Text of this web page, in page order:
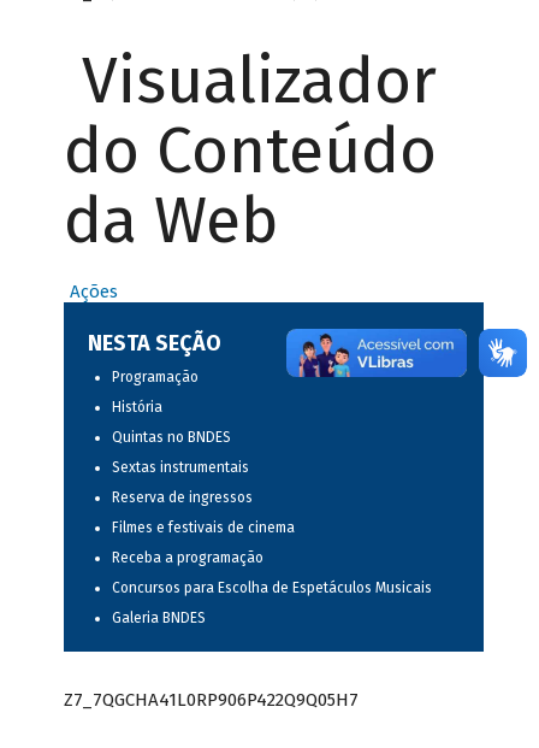
Visualizador
do Conteúdo
da Web
Ações
NESTA SEÇÃO
Programação
História
Quintas no BNDES
Sextas instrumentais
Reserva de ingressos
Filmes e festivais de cinema
Receba a programação
Concursos para Escolha de Espetáculos Musicais
Galeria BNDES
Z7_7QGCHA41L0RP906P422Q9Q05H7